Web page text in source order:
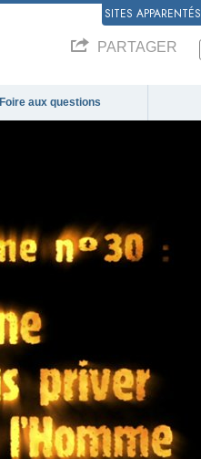
SITES APPARENTÉS
PARTAGER
Foire aux questions